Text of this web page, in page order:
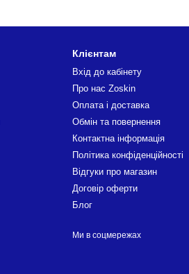
Клієнтам
Вхід до кабінету
Про нас Zoskin
Оплата і доставка
Обмін та повернення
Контактна інформація
Політика конфіденційності
Відгуки про магазин
Договір оферти
Блог
Ми в соцмережах